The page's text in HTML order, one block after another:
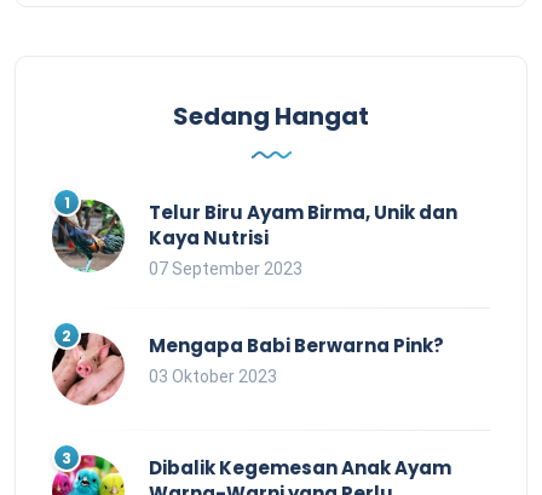
Sedang Hangat
Telur Biru Ayam Birma, Unik dan
Kaya Nutrisi
07 September 2023
Mengapa Babi Berwarna Pink?
03 Oktober 2023
Dibalik Kegemesan Anak Ayam